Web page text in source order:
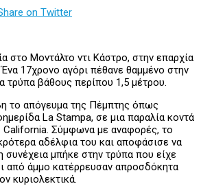
on Twitter
στο Μοντάλτο ντι Κάστρο, στην επαρχία
Ένα 17χρονο αγόρι πέθανε θαμμένο στην
τρύπα βάθους περίπου 1,5 μέτρου.
το απόγευμα της Πέμπτης όπως
La Stampa, σε μια παραλία κοντά
California. Σύμφωνα με αναφορές, το
αδέλφια του και αποφάσισε να
συνέχεια μπήκε στην τρύπα που είχε
από άμμο κατέρρευσαν απροσδόκητα
κυριολεκτικά.